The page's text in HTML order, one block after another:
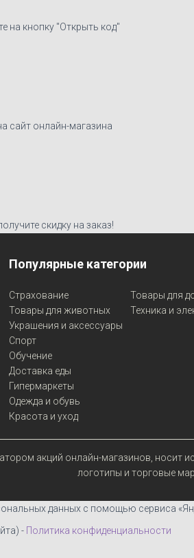
на кнопку "Открыть код"
сайт онлайн-магазина
скидку на заказ!
Популярные категории
Страхование
Товары для животных
Украшения и аксессуары
Спорт
Обучение
Доставка еды
Гипермаркеты
Одежда и обувь
Красота и уход
Товары для
Техника и
акций онлайн-магазинов, носит
логотипы и торговые
данных с помощью сервиса
- Политика конфиденциальности